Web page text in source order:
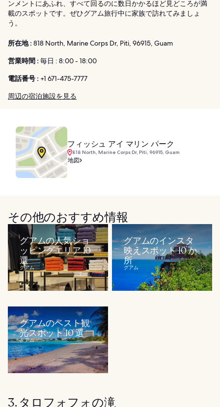
ンメントにあふれ、すべて回るのに数日かかるほど見どころが満
載のスポットです。ぜひグアム旅行中に家族で訪れてみましょ
う。
所在地 : 818 North, Marine Corps Dr, Piti, 96915, Guam
営業時間 : 毎日 : 8:00 - 18:00
電話番号 : +1 671-475-7777
周辺の宿泊施設を見る
フィッシュ アイ マリン パーク
818 North, Marine Corps Dr, Piti, 96915, Guam
地図
その他のおすすめ情報
グアムの人気ショ
ッピングエリア 10
選
グアム
グアムのインスタ
映えスポット 10 か
所
グアム
グアムのベスト観
光スポット 10 選
グアム
3. タロフォフォの滝